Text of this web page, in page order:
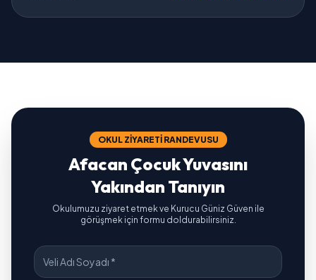
OKUL ZIYARETI RANDEVUSU
Afacan Çocuk Yuvasını
Yakından Tanıyın
Okulumuzu ziyaret etmek ve Kurucu Güniz Güven ile
görüşmek için formu doldurabilirsiniz.